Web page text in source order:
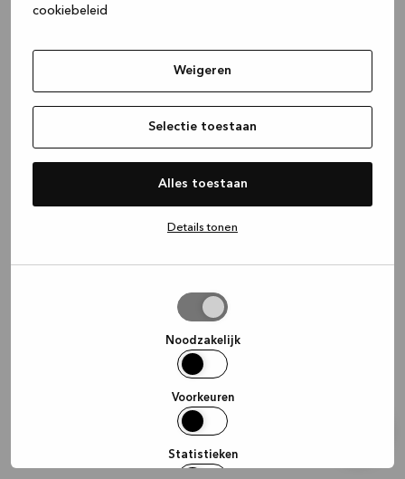
cookiebeleid
Weigeren
Selectie toestaan
Alles toestaan
Details tonen
Noodzakelijk
Voorkeuren
Statistieken
(see the browser console for more
information).